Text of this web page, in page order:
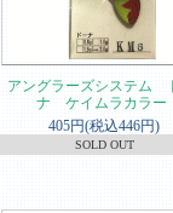
アングラーズシステム
ナ ケイムラカラー
405円(税込446円)
SOLD OUT